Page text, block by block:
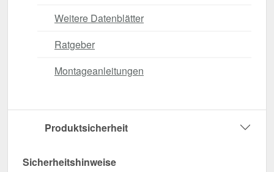
Weitere Datenblätter
Ratgeber
Montageanleitungen
Produktsicherheit
Sicherheitshinweise